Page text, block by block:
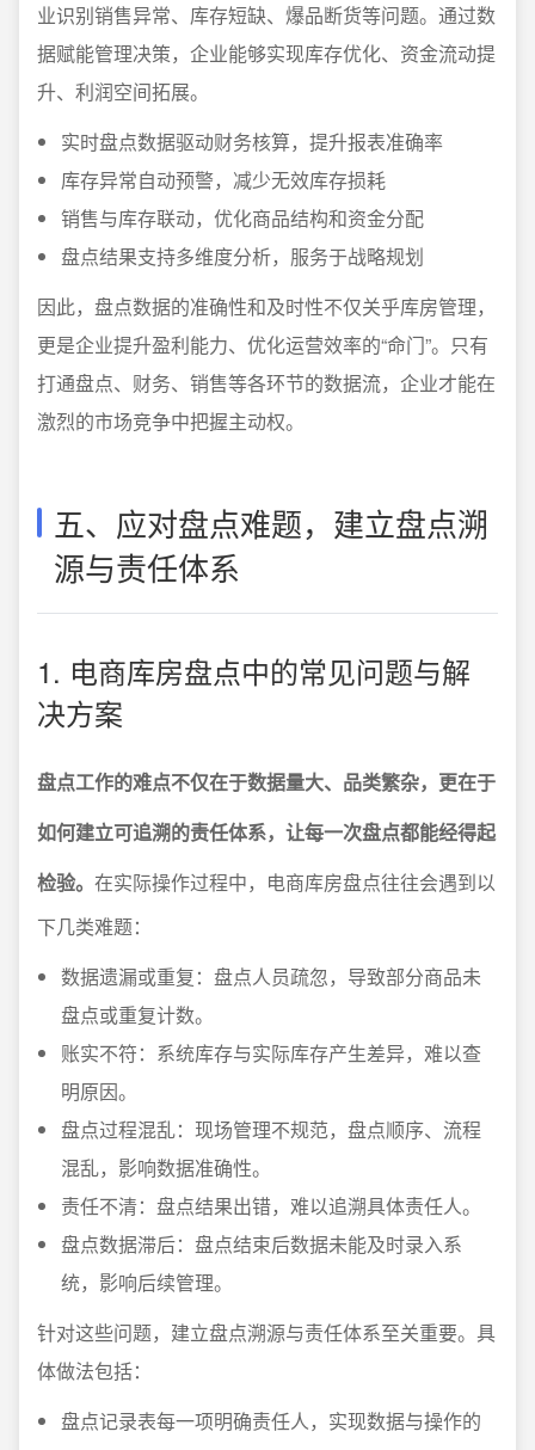
业识别销售异常、库存短缺、爆品断货等问题。通过数
据赋能管理决策，企业能够实现库存优化、资金流动提
升、利润空间拓展。
实时盘点数据驱动财务核算，提升报表准确率
库存异常自动预警，减少无效库存损耗
销售与库存联动，优化商品结构和资金分配
盘点结果支持多维度分析，服务于战略规划
因此，盘点数据的准确性和及时性不仅关乎库房管理，
更是企业提升盈利能力、优化运营效率的“命门”。只有
打通盘点、财务、销售等各环节的数据流，企业才能在
激烈的市场竞争中把握主动权。
五、应对盘点难题，建立盘点溯
源与责任体系
1. 电商库房盘点中的常见问题与解
决方案
盘点工作的难点不仅在于数据量大、品类繁杂，更在于
如何建立可追溯的责任体系，让每一次盘点都能经得起
检验。 在实际操作过程中，电商库房盘点往往会遇到以
下几类难题：
数据遗漏或重复：盘点人员疏忽，导致部分商品未
盘点或重复计数。
账实不符：系统库存与实际库存产生差异，难以查
明原因。
盘点过程混乱：现场管理不规范，盘点顺序、流程
混乱，影响数据准确性。
责任不清：盘点结果出错，难以追溯具体责任人。
盘点数据滞后：盘点结束后数据未能及时录入系
统，影响后续管理。
针对这些问题，建立盘点溯源与责任体系至关重要。具
体做法包括：
盘点记录表每一项明确责任人，实现数据与操作的